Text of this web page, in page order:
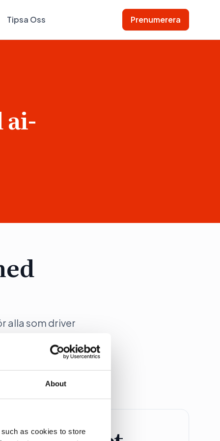
About
as cookies to store
Tipsa Oss Prenumerera
ai-
alla som driver